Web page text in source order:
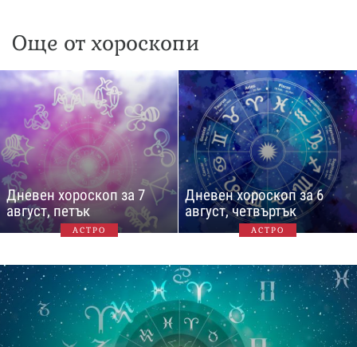
Още от хороскопи
Дневен хороскоп за 7
август, петък
АСТРО
Дневен хороскоп за 6
август, четвъртък
АСТРО